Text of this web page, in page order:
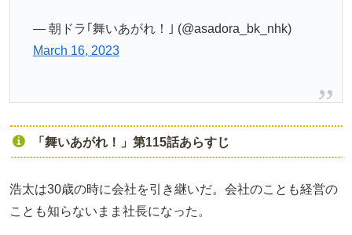
— 朝ドラ｢舞いあがれ！｣ (@asadora_bk_nhk)
March 16, 2023
「舞いあがれ！」第115話あらすじ
浩太は30歳の時に会社を引き継いだ。会社のことも経営の
ことも知らないまま社長になった。